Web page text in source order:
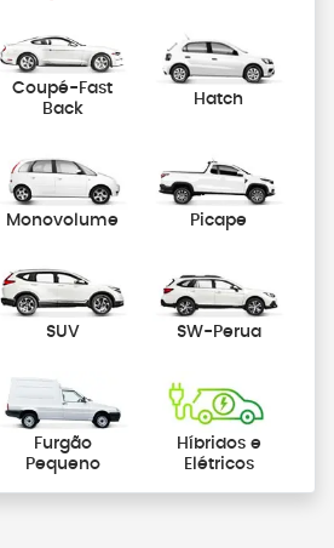
Coupé-Fast
Back
Hatch
Monovolume Picape
SUV SW-Perua
Furgão
Pequeno
Híbridos e
Elétricos